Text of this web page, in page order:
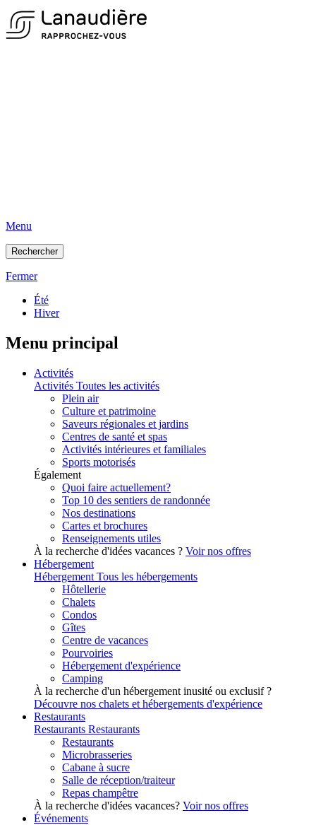
Menu
Rechercher
Fermer
Été
Hiver
Menu principal
Activités
Activités Toutes les activités
Plein air
Culture et patrimoine
Saveurs régionales et jardins
Centres de santé et spas
Activités intérieures et familiales
Sports motorisés
Également
Quoi faire actuellement?
Top 10 des sentiers de randonnée
Nos destinations
Cartes et brochures
Renseignements utiles
À la recherche d'idées vacances ? Voir nos offres
Hébergement
Hébergement Tous les hébergements
Hôtellerie
Chalets
Condos
Gîtes
Centre de vacances
Pourvoiries
Hébergement d'expérience
Camping
À la recherche d'un hébergement inusité ou exclusif ?
Découvre nos chalets et hébergements d'expérience
Restaurants
Restaurants Restaurants
Restaurants
Microbrasseries
Cabane à sucre
Salle de réception/traiteur
Repas champêtre
À la recherche d'idées vacances? Voir nos offres
Événements